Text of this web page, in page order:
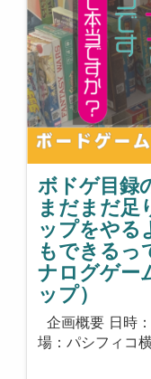
ボドゲ目録
まだまだ足
ップをやる
もできるっ
ナログゲー
ップ）
企画概要 日時
場：パシフィコ